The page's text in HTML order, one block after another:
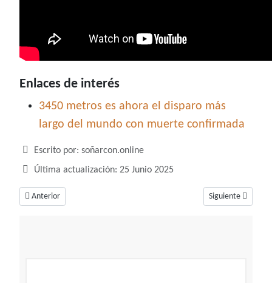
Enlaces de interés
3450 metros es ahora el disparo más
largo del mundo con muerte confirmada
Detalles
Escrito por: soñarcon.online
Última actualización: 25 Junio 2025
Artículo anterior: Soñar con el diablo, un sueño que dice mucho sobre
Anterior Artículo siguiente:
Siguiente